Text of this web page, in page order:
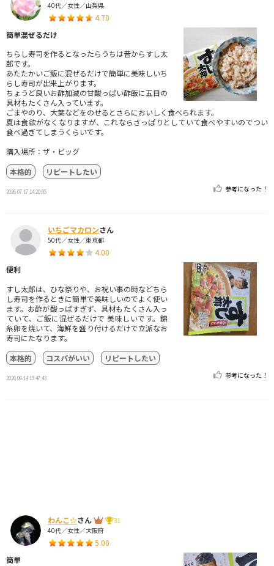
40代／女性／山梨県
4.70
簡単混ぜるだけ
ちらし寿司を作るとなったらうちは昔からすし太
郎です。
あたたかいご飯に混ぜるだけで簡単に美味しいち
らし寿司が出来上がります。
ちょうど良いお酢加減の甘酸っぱい酢飯に五目の
具材もたくさん入っています。
ごまやのり、大葉などをのせるとさらにおいしく食べられます。
夏は食欲がなくなりますが、これならさっぱりとしていて食べやすいのでつい
食べ過ぎてしまうくらいです。
購入場所：ザ・ビッグ
本格的
リピートしたい
2026.07.17 14:20:05 参考になった！
いちごマカロンさん
50代／女性／東京都
4.00
便利
すし太郎は、ひな祭りや、お祝い事の時などちら
し寿司を作るときに簡単で美味しいのでよく使い
ます。お酢が酸っぱすぎず、具材もたくさん入っ
ていて、ご飯に混ぜるだけで 美味しいです。錦
糸卵を焼いて、海鮮を盛り付けるだけで立派なお
寿司にたなります。
本格的
コスパがいい リピートしたい
2026.06.14 15:47:43 参考になった！
わんこ☆さん
31
40代／女性／大阪府
5.00
簡単